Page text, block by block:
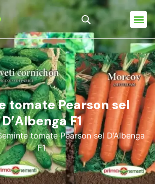
tomate Pearson sel
D’Albenga F1
tomate Pearson sel D’Albenga
F1